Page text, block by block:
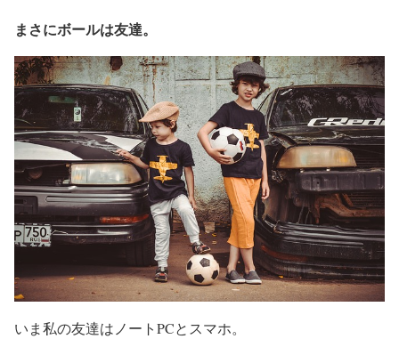
まさにボールは友達。
いま私の友達はノートPCとスマホ。